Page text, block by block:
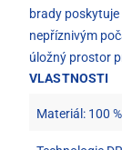
brady
nepříznivým
úložný prostor
VLASTNOSTI
Materiál: 100